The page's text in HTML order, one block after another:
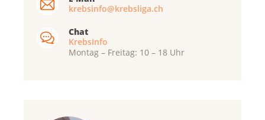
krebsinfo@krebsliga.ch
Chat
KrebsInfo
Montag – Freitag: 10 – 18 Uhr